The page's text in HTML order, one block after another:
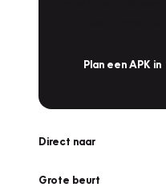
Plan een APK in
Direct naar
Grote beurt